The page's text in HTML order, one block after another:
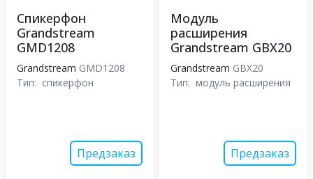
Спикерфон
Grandstream
GMD1208
Grandstream GMD1208
Тип: спикерфон
Предзаказ
Модуль
расширения
Grandstream GBX20
Grandstream GBX20
Тип: модуль расширения
Предзаказ